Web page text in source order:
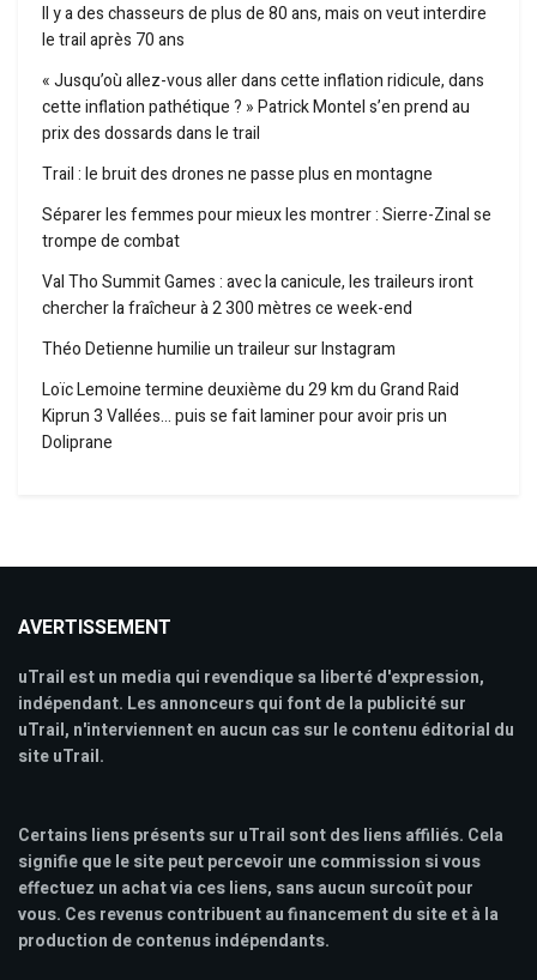
Il y a des chasseurs de plus de 80 ans, mais on veut interdire
le trail après 70 ans
« Jusqu’où allez-vous aller dans cette inflation ridicule, dans
cette inflation pathétique ? » Patrick Montel s’en prend au
prix des dossards dans le trail
Trail : le bruit des drones ne passe plus en montagne
Séparer les femmes pour mieux les montrer : Sierre-Zinal se
trompe de combat
Val Tho Summit Games : avec la canicule, les traileurs iront
chercher la fraîcheur à 2 300 mètres ce week-end
Théo Detienne humilie un traileur sur Instagram
Loïc Lemoine termine deuxième du 29 km du Grand Raid
Kiprun 3 Vallées… puis se fait laminer pour avoir pris un
Doliprane
AVERTISSEMENT
uTrail est un media qui revendique sa liberté d'expression,
indépendant. Les annonceurs qui font de la publicité sur
uTrail, n'interviennent en aucun cas sur le contenu éditorial du
site uTrail.
Certains liens présents sur uTrail sont des liens affiliés. Cela
signifie que le site peut percevoir une commission si vous
effectuez un achat via ces liens, sans aucun surcoût pour
vous. Ces revenus contribuent au financement du site et à la
production de contenus indépendants.